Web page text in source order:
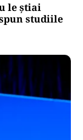
le știai
studiile